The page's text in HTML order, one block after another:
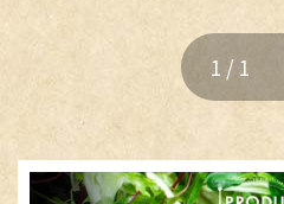
即WEB HP制作
ベーシックプラン
オリジ
制作実績
LP（ランディングペ
ロゴマーク
パンフレット
チラシ / ポスター
1 / 1